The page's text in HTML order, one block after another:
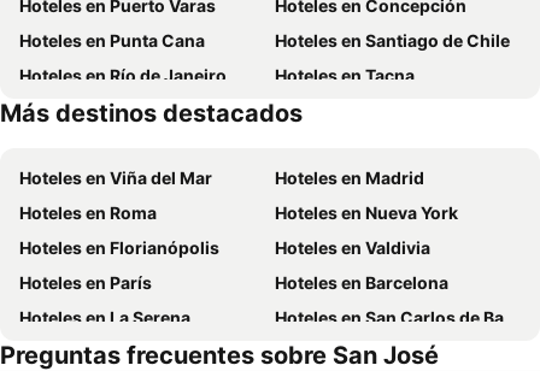
Hoteles en Puerto Varas
Hoteles en Concepción
Hoteles en Punta Cana
Hoteles en Santiago de Chile
Hoteles en Río de Janeiro
Hoteles en Tacna
Hoteles en Aruba
Hoteles en Curazao
Más destinos destacados
Hoteles en Viña del Mar
Hoteles en Madrid
Hoteles en Roma
Hoteles en Nueva York
Hoteles en Florianópolis
Hoteles en Valdivia
Hoteles en París
Hoteles en Barcelona
Hoteles en La Serena
Hoteles en San Carlos de Bariloche
Hoteles en Miami Beach
Hoteles en Pucón
Preguntas frecuentes sobre San José